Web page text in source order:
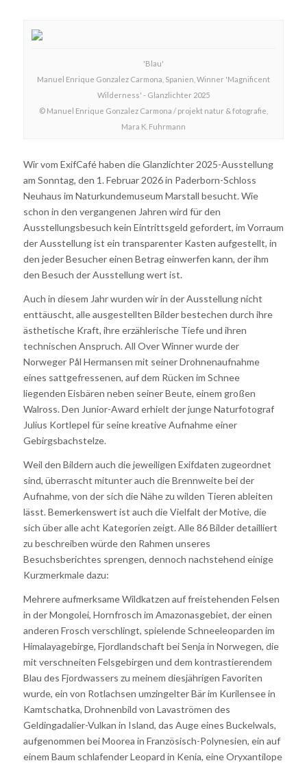
'Blau'
Manuel Enrique Gonzalez Carmona, Spanien, Winner 'Magnificent
Wilderness' - Glanzlichter 2025
© Manuel Enrique Gonzalez Carmona / projekt natur & fotografie,
Mara K. Fuhrmann
Wir vom ExifCafé haben die Glanzlichter 2025-Ausstellung
am Sonntag, den 1. Februar 2026 in Paderborn-Schloss
Neuhaus im Naturkundemuseum Marstall besucht. Wie
schon in den vergangenen Jahren wird für den
Ausstellungsbesuch kein Eintrittsgeld gefordert, im Vorraum
der Ausstellung ist ein transparenter Kasten aufgestellt, in
den jeder Besucher einen Betrag einwerfen kann, der ihm
den Besuch der Ausstellung wert ist.
Auch in diesem Jahr wurden wir in der Ausstellung nicht
enttäuscht, alle ausgestellten Bilder bestechen durch ihre
ästhetische Kraft, ihre erzählerische Tiefe und ihren
technischen Anspruch. All Over Winner wurde der
Norweger Pål Hermansen mit seiner Drohnenaufnahme
eines sattgefressenen, auf dem Rücken im Schnee
liegenden Eisbären neben seiner Beute, einem großen
Walross. Den Junior-Award erhielt der junge Naturfotograf
Julius Kortlepel für seine kreative Aufnahme einer
Gebirgsbachstelze.
Weil den Bildern auch die jeweiligen Exifdaten zugeordnet
sind, überrascht mitunter auch die Brennweite bei der
Aufnahme, von der sich die Nähe zu wilden Tieren ableiten
lässt. Bemerkenswert ist auch die Vielfalt der Motive, die
sich über alle acht Kategorien zeigt. Alle 86 Bilder detailliert
zu beschreiben würde den Rahmen unseres
Besuchsberichtes sprengen, dennoch nachstehend einige
Kurzmerkmale dazu:
Mehrere aufmerksame Wildkatzen auf freistehenden Felsen
in der Mongolei, Hornfrosch im Amazonasgebiet, der einen
anderen Frosch verschlingt, spielende Schneeleoparden im
Himalayagebirge, Fjordlandschaft bei Senja in Norwegen, die
mit verschneiten Felsgebirgen und dem kontrastierendem
Blau des Fjordwassers zu meinem diesjährigen Favoriten
wurde, ein von Rotlachsen umzingelter Bär im Kurilensee in
Kamtschatka, Drohnenbild von Lavaströmen des
Geldingadalier-Vulkan in Island, das Auge eines Buckelwals,
aufgenommen bei Moorea in Französisch-Polynesien, ein auf
einem Baum schlafender Leopard in Kenia, eine Oryxantilope